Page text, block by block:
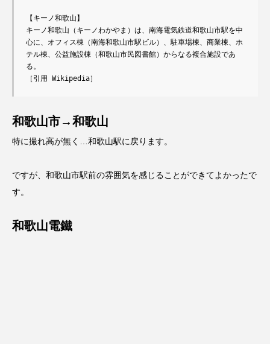
【キーノ和歌山】
キーノ和歌山（キーノわかやま）は、南海電気鉄道和歌山市駅を中
心に、オフィス棟（南海和歌山市駅ビル）、駐車場棟、商業棟、ホ
テル棟、公益施設棟（和歌山市民図書館）からなる複合施設であ
る。
［引用 Wikipedia］
和歌山市→和歌山
特に撮れ高が無く…和歌山駅に戻ります。
ですが、和歌山市駅前の雰囲気を感じることができてよかったで
す。
和歌山電鐵